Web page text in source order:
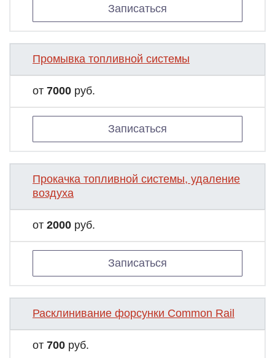
Записаться
Промывка топливной системы
от 7000 руб.
Записаться
Прокачка топливной системы, удаление
воздуха
от 2000 руб.
Записаться
Расклинивание форсунки Common Rail
от 700 руб.